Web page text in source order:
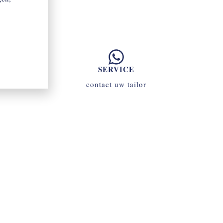
SERVICE
contact uw tailor